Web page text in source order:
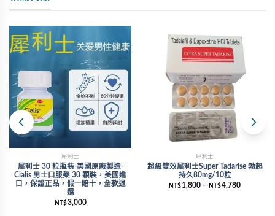
犀利士
犀利士 30 粒瓶裝-美國原廠製造-
Cialis 男士口服藥 30 顆裝，美國進
口，保證正品，假一賠十，全款退
還
NT$3,000
犀利士
超級雙效犀利士Super Tadarise 勃起
持久80mg/10粒
NT$ 1,800 – NT$4,780